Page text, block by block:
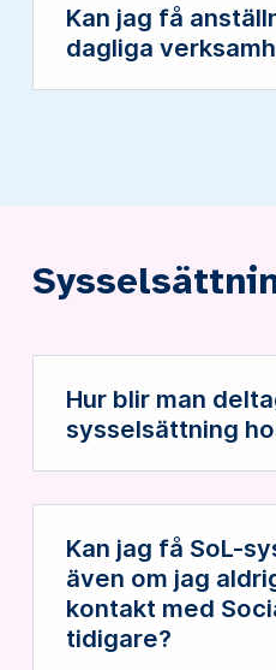
Kan jag få
dagliga
Hur blir man
sysselsättning
Kan jag få SoL-
även om jag
kontakt med
tidigare?